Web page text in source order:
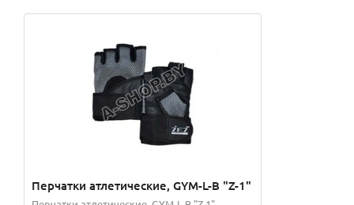
Перчатки атлетические, GYM-L-B "Z-1"